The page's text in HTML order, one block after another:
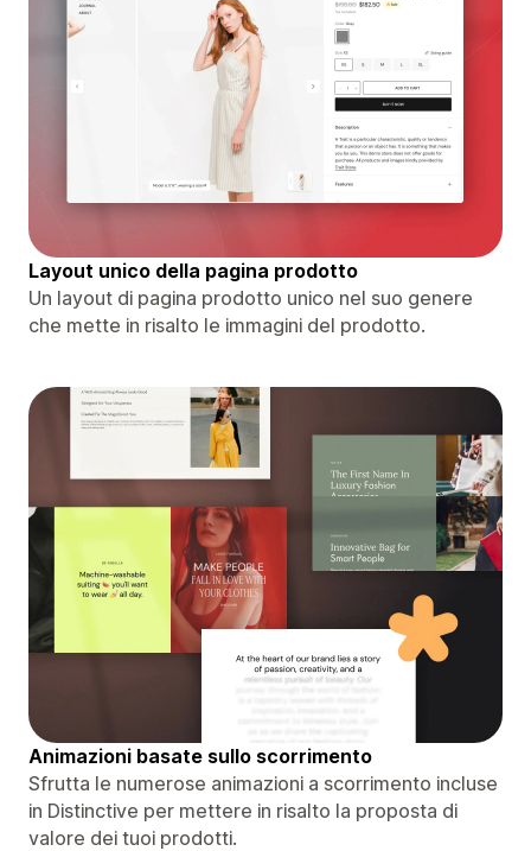
Layout unico della pagina prodotto
Un layout di pagina prodotto unico nel suo genere
che mette in risalto le immagini del prodotto.
Animazioni basate sullo scorrimento
Sfrutta le numerose animazioni a scorrimento incluse
in Distinctive per mettere in risalto la proposta di
valore dei tuoi prodotti.